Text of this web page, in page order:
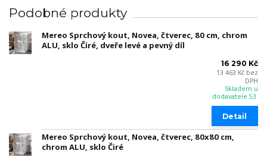
Podobné produkty
Mereo Sprchový kout, Novea, čtverec, 80 cm, chrom
ALU, sklo Čiré, dveře levé a pevný díl
16 290 Kč
13 463 Kč bez
DPH
Skladem u
dodavatele 53
Detail
Mereo Sprchový kout, Novea, čtverec, 80x80 cm,
chrom ALU, sklo Čiré